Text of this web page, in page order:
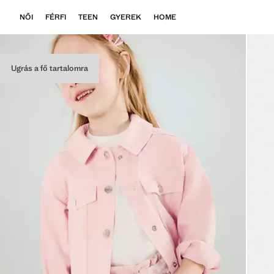
Ugrás a fő tartalomra
NŐI FÉRFI TEEN GYEREK HOME